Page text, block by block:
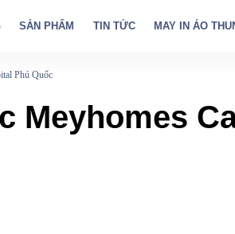
SẢN PHẨM TIN TỨC MAY IN ÁO
Phú Quốc
Meyhomes